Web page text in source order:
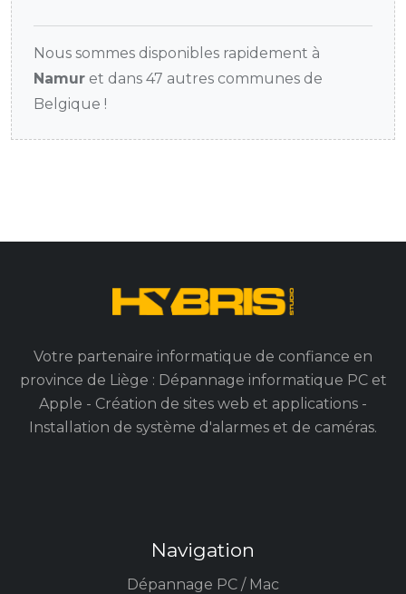
Nous sommes disponibles rapidement à
Namur et dans 47 autres communes de
Belgique !
Votre partenaire informatique de confiance en
province de Liège : Dépannage informatique PC et
Apple - Création de sites web et applications -
Installation de système d'alarmes et de caméras.
Navigation
Dépannage PC / Mac